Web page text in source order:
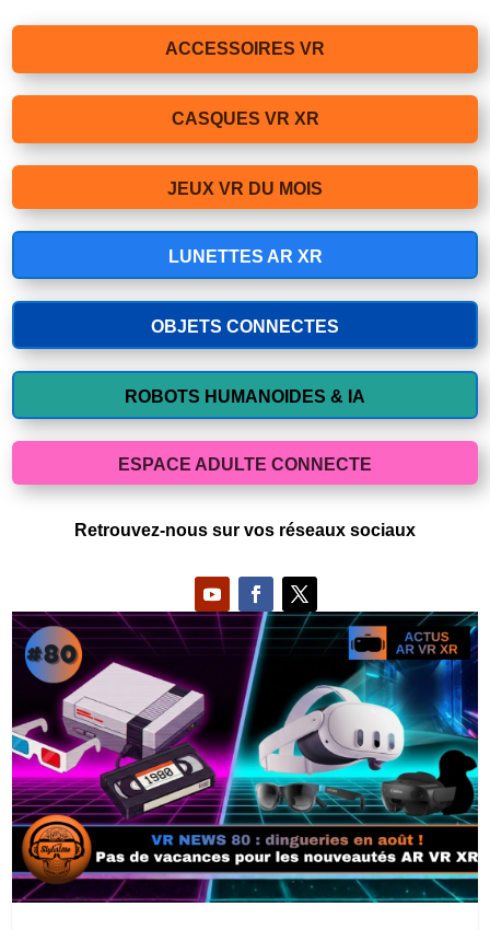
ACCESSOIRES VR
CASQUES VR XR
JEUX VR DU MOIS
LUNETTES AR XR
OBJETS CONNECTES
ROBOTS HUMANOIDES & IA
ESPACE ADULTE CONNECTE
Retrouvez-nous sur vos réseaux sociaux